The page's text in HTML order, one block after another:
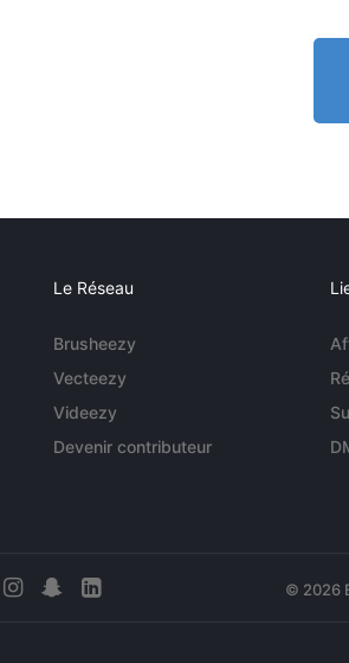
Le Réseau
Brusheezy
Vecteezy
Videezy
Devenir contributeur
© 2026